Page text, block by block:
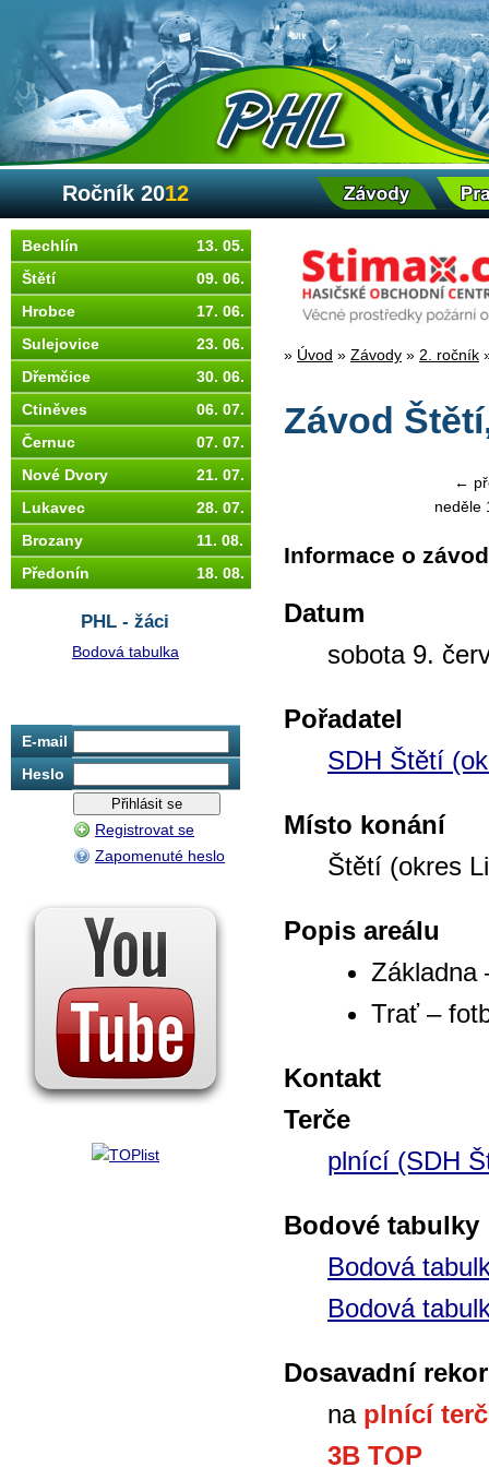
» Úvod » Závody » 2. ročník
Závod
←
neděle
Informace o
Datum
sobota 9.
Pořadatel
SDH Štětí
Místo konání
Štětí (okres
Popis areálu
Základna
Trať –
Kontakt
Terče
plnící (SDH
Bodové tabulky
Bodová
Bodová
Dosavadní
na plnící
3B TOP
Ročník 2012
Bechlín
13. 05.
Štětí
09. 06.
Hrobce
17. 06.
Sulejovice
23. 06.
Dřemčice
30. 06.
Ctiněves
06. 07.
Černuc
07. 07.
Nové Dvory
21. 07.
Lukavec
28. 07.
Brozany
11. 08.
Předonín
18. 08.
PHL - žáci
Bodová tabulka
E-mail
Heslo
Registrovat se
Zapomenuté heslo